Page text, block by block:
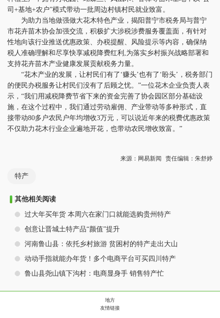
司+基地+农户”模式带动一批周边村镇村民就业致富。
为助力当地做强做大花木特色产业，揭阳普宁市税务局与普宁
市花卉苗木协会加强交流，积极扩大涉税涉费服务覆盖面，有针对
性地向该行业推送优惠政策、办税提醒、风险提示等内容，确保纳
税人准确理解和尽享快享减税降费红利,为落实乡村振兴战略部署和
支持花卉苗木产业健康发展贡献税务力量。
“花木产业的发展，让村民们有了‘赚头’也有了‘盼头’，税务部门
的便民办税服务让村民们没有了后顾之忧。”一位花木企业负责人表
示，“我们用减税降费节省下来的资金完善了协会园区部分基础设
施，在这个过程中，我们通过劳动雇佣、产业带动等多种形式，直
接带动80多户农民户年均增收3万元，可以说近年来的税费优惠政策
不仅助力花木行业企业遍地开花，也带动农民增收致富。”
来源：网易新闻 责任编辑：朱舒婷
特产
其他相关阅读
过大年买年货 本周六在家门口就能选购贵州特产
创意让晋城土特产品“颜值”提升
河南鲁山县：依托乡村旅游 贫困村的特产走出大山
动动手指就能办年货！多个电商平台可买四川特产
鲁山县尧山镇下沟村：电商显身手 销售特产忙
地方
友情链接